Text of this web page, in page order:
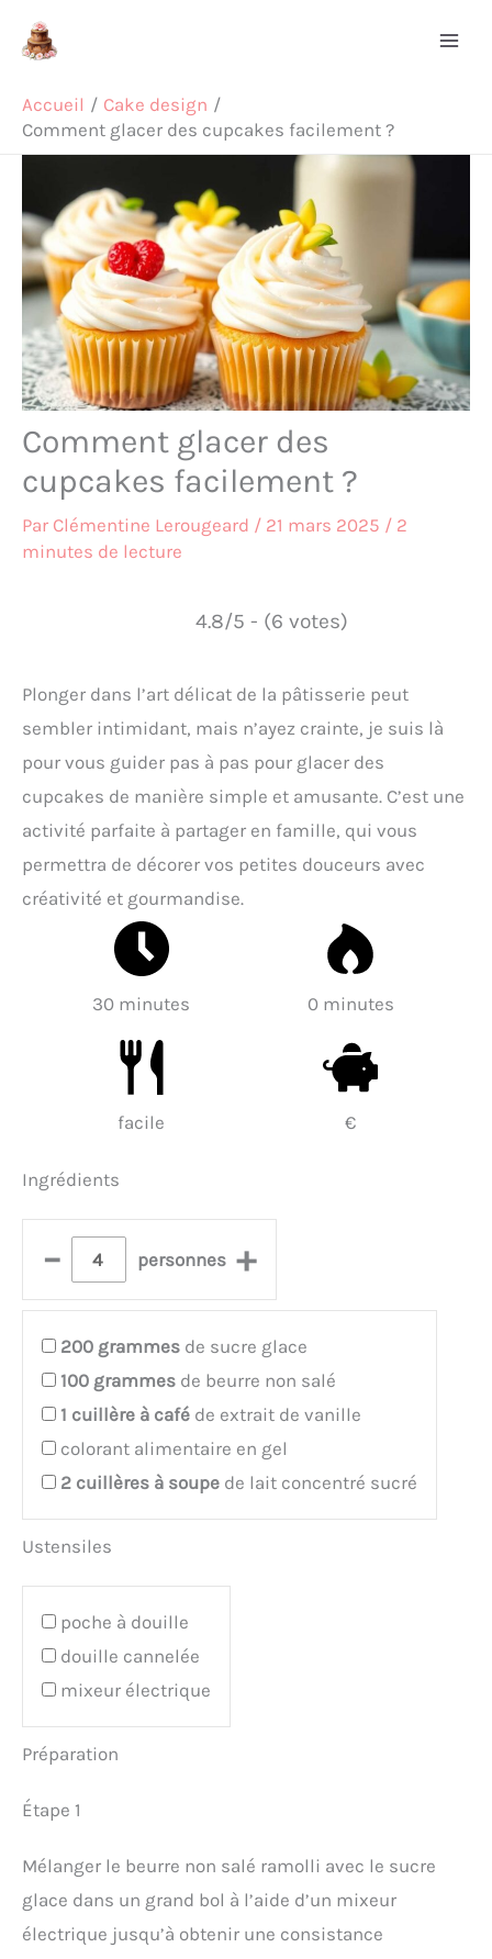
Accueil
Cake design
Comment glacer des cupcakes facilement ?
Comment glacer des
cupcakes facilement ?
Par Clémentine Lerougeard / 21 mars 2025 / 2
minutes de lecture
4.8/5 - (6 votes)
Plonger dans l’art délicat de la pâtisserie peut
sembler intimidant, mais n’ayez crainte, je suis là
pour vous guider pas à pas pour glacer des
cupcakes de manière simple et amusante. C’est une
activité parfaite à partager en famille, qui vous
permettra de décorer vos petites douceurs avec
créativité et gourmandise.
30 minutes 0 minutes
facile €
Ingrédients
– personnes +
200 grammes de sucre glace
100 grammes de beurre non salé
1 cuillère à café de extrait de vanille
colorant alimentaire en gel
2 cuillères à soupe de lait concentré sucré
Ustensiles
poche à douille
douille cannelée
mixeur électrique
Préparation
Étape 1
Mélanger le beurre non salé ramolli avec le sucre
glace dans un grand bol à l’aide d’un mixeur
électrique jusqu’à obtenir une consistance
Rechercher